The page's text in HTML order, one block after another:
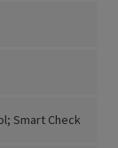
Smart Check